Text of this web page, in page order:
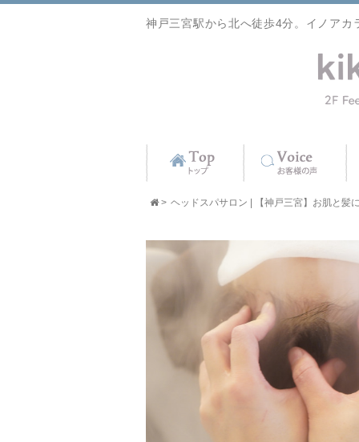
神戸三宮駅から北へ徒歩4分。イノア
> ヘッドスパサロン | 【神戸三宮】お肌と髪